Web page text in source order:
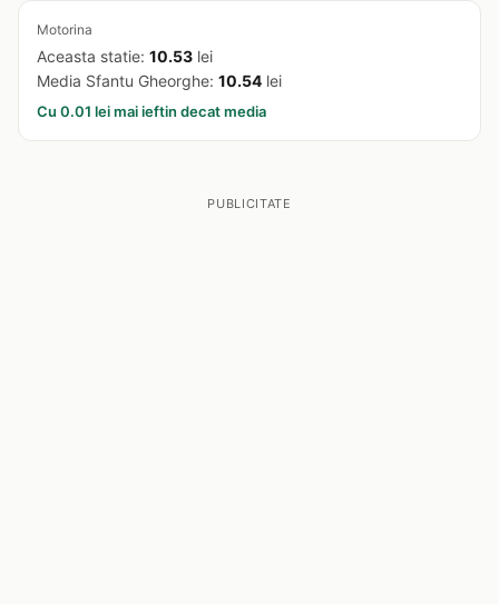
Motorina
Aceasta statie: 10.53 lei
Media Sfantu Gheorghe: 10.54 lei
Cu 0.01 lei mai ieftin decat media
PUBLICITATE